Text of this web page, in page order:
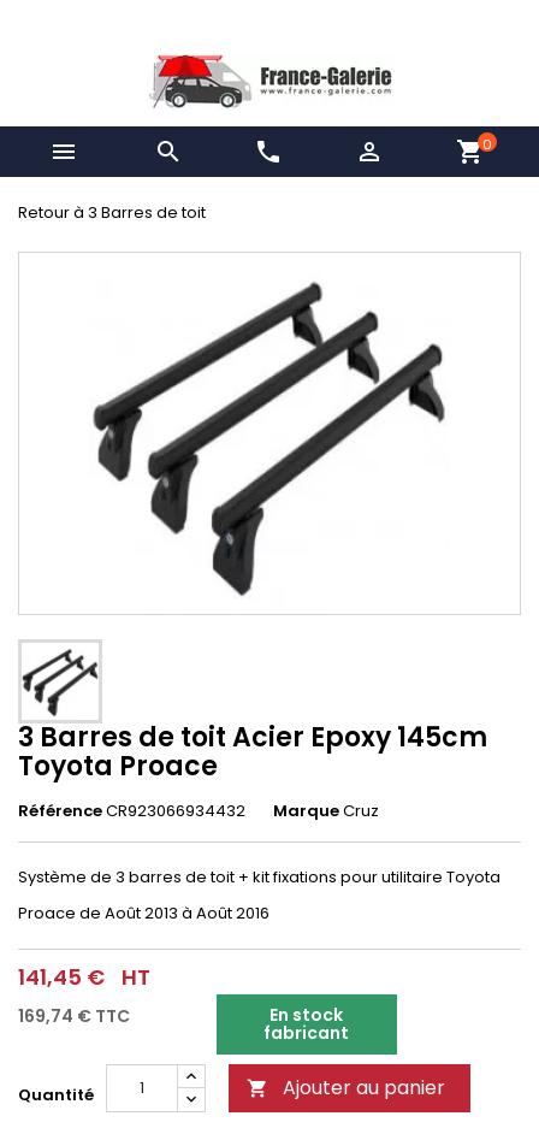
  phone  shopping_cart0
Retour à 3 Barres de toit
3 Barres de toit Acier Epoxy 145cm
Toyota Proace
RéférenceCR923066934432 MarqueCruz
Système de 3 barres de toit + kit fixations pour utilitaire Toyota
Proace de Août 2013 à Août 2016
141,45 € HT
169,74 € TTC En stock
fabricant
Quantité  Ajouter au panier